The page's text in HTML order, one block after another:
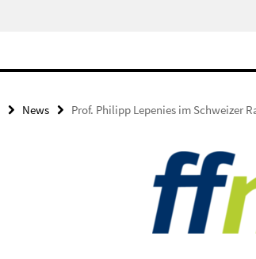
News Prof. Philipp Lepenies im Schweizer